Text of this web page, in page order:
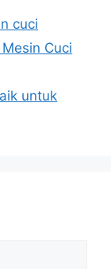
cuci
Cuci
untuk